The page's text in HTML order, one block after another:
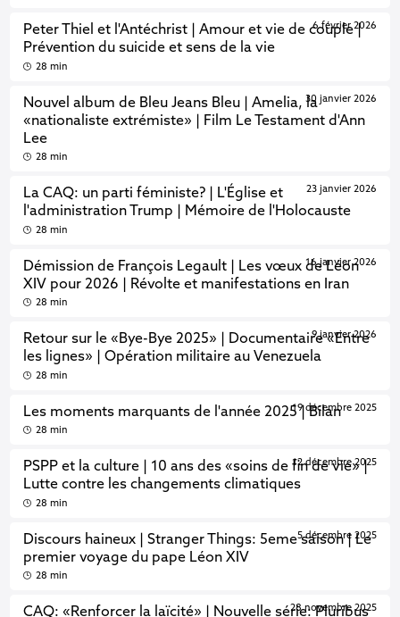
Peter Thiel et l'Antéchrist | Amour et vie de couple |
Prévention du suicide et sens de la vie
6 février 2026
28 min
Nouvel album de Bleu Jeans Bleu | Amelia, la
«nationaliste extrémiste» | Film Le Testament d'Ann
Lee
30 janvier 2026
28 min
La CAQ: un parti féministe? | L'Église et
l'administration Trump | Mémoire de l'Holocauste
23 janvier 2026
28 min
Démission de François Legault | Les vœux de Léon
XIV pour 2026 | Révolte et manifestations en Iran
16 janvier 2026
28 min
Retour sur le «Bye-Bye 2025» | Documentaire «Entre
les lignes» | Opération militaire au Venezuela
9 janvier 2026
28 min
Les moments marquants de l'année 2025 | Bilan
19 décembre 2025
28 min
PSPP et la culture | 10 ans des «soins de fin de vie» |
Lutte contre les changements climatiques
12 décembre 2025
28 min
Discours haineux | Stranger Things: 5eme saison | Le
premier voyage du pape Léon XIV
5 décembre 2025
28 min
CAQ: «Renforcer la laïcité» | Nouvelle série: Pluribus
28 novembre 2025